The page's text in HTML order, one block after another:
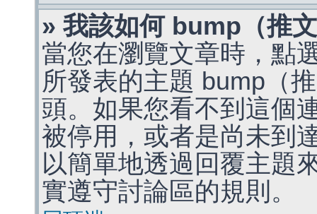
» 我該如何 bump（推
當您在瀏覽文章時，點
所發表的主題 bump（
頭。如果您看不到這個
被停用，或者是尚未到
以簡單地透過回覆主題
實遵守討論區的規則。